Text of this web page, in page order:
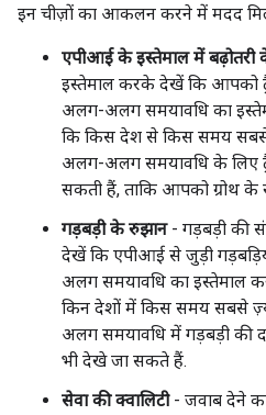
इन चीज़ों का आकलन करने में मदद
एपीआई के इस्तेमाल में बढ़ोतरी
इस्तेमाल करके देखें कि आपको
अलग-अलग समयावधि का
कि किस देश से किस समय सबसे
अलग-अलग समयावधि के लिए
सकती हैं, ताकि आपको ग्रोथ
गड़बड़ी के रुझान- गड़बड़ी की
देखें कि एपीआई से जुड़ी
अलग समयावधि का इस्तेमाल
किन देशों में किस समय सबसे
अलग समयावधि में गड़बड़ी की
भी देखे जा सकते हैं.
सेवा की क्वालिटी- जवाब देने